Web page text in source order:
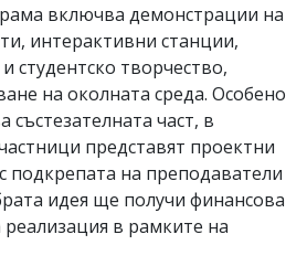
включва демонстрации на
интерактивни станции,
студентско творчество,
на околната среда. Особено
състезателната част, в
представят проектни
подкрепата на преподаватели
идея ще получи финансова
в рамките на